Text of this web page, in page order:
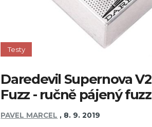
Testy
Daredevil Supernova V2
Fuzz - ručně pájený fuzz
PAVEL MARCEL , 8. 9. 2019